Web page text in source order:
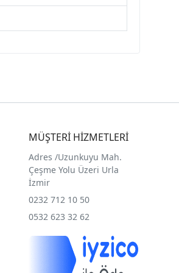
MÜŞTERİ HİZMETLERİ
Adres /Uzunkuyu Mah.
Çeşme Yolu Üzeri Urla
İzmir
0232 712 10 50
0532 623 32 62